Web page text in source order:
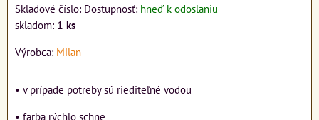
Skladové číslo: Dostupnosť: hneď k odoslaniu
skladom: 1 ks
Výrobca: Milan
• v prípade potreby sú riediteľné vodou
• farba rýchlo schne